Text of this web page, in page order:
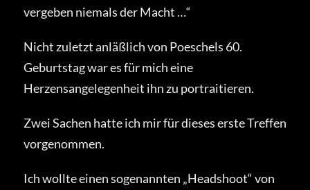
vergeben niemals der Macht …“
Nicht zuletzt anläßlich von Poeschels 60.
Geburtstag war es für mich eine
Herzensangelegenheit ihn zu portraitieren.
Zwei Sachen hatte ich mir für dieses erste Treffen
vorgenommen.
Ich wollte einen sogenannten „Headshoot“ von